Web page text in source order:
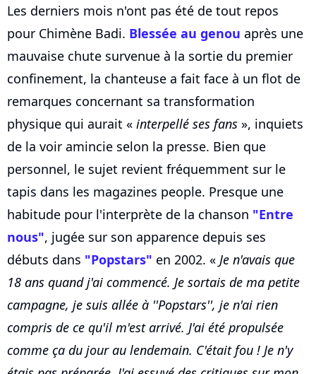
Les derniers mois n'ont pas été de tout repos
pour Chimène Badi. Blessée au genou après une
mauvaise chute survenue à la sortie du premier
confinement, la chanteuse a fait face à un flot de
remarques concernant sa transformation
physique qui aurait « interpellé ses fans », inquiets
de la voir amincie selon la presse. Bien que
personnel, le sujet revient fréquemment sur le
tapis dans les magazines people. Presque une
habitude pour l'interprète de la chanson "Entre
nous", jugée sur son apparence depuis ses
débuts dans "Popstars" en 2002. « Je n'avais que
18 ans quand j'ai commencé. Je sortais de ma petite
campagne, je suis allée à ''Popstars'', je n'ai rien
compris de ce qu'il m'est arrivé. J'ai été propulsée
comme ça du jour au lendemain. C'était fou ! Je n'y